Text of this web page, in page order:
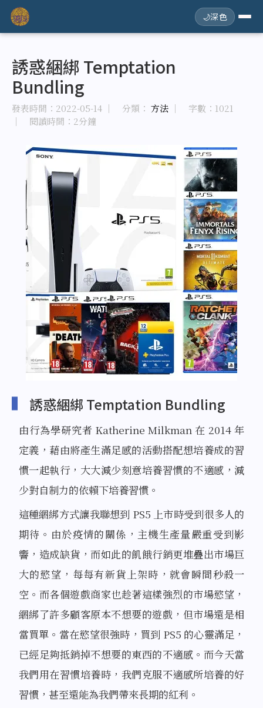
🌙深色
誘惑綑綁 Temptation
Bundling
發表時間： 2022-05-14 ｜ 分類： 方法 ｜ 字數：1021
｜ 閱讀時間：2分鐘
誘惑綑綁 Temptation Bundling
由行為學研究者 Katherine Milkman 在 2014 年
定義，藉由將產生滿足感的活動搭配想培養成的習
慣一起執行，大大減少刻意培養習慣的不適感，減
少對自制力的依賴下培養習慣。
這種綑綁方式讓我聯想到 PS5 上市時受到很多人的
期待。由於疫情的關係，主機生產量嚴重受到影
響，造成缺貨，而如此的飢餓行銷更堆疊出市場巨
大的慾望，每每有新貨上架時，就會瞬間秒殺一
空。而各個遊戲商家也趁著這樣強烈的市場慾望，
綑綁了許多顧客原本不想要的遊戲，但市場還是相
當買單。當在慾望很強時，買到 PS5 的心靈滿足，
已經足夠抵銷掉不想要的東西的不適感。而今天當
我們用在習慣培養時，我們克服不適感所培養的好
習慣，甚至還能為我們帶來長期的紅利。